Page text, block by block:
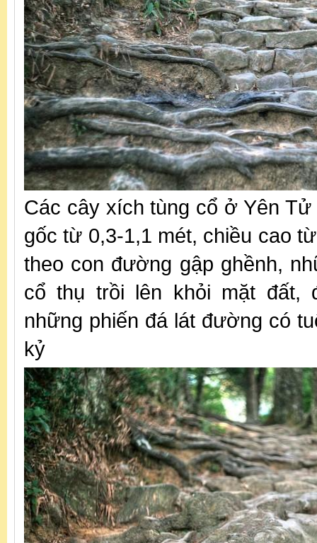
Các cây xích tùng cổ ở Yên
gốc từ 0,3-1,1 mét, chiều cao
theo con đường gập ghềnh,
cổ thụ trồi lên khỏi mặt đất,
những phiến đá lát đường có
kỷ